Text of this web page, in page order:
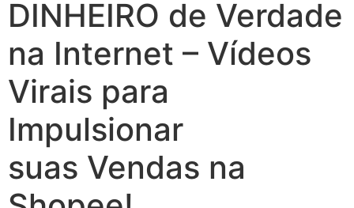
DINHEIRO de Verdade
na Internet – Vídeos
Virais para
Impulsionar
suas Vendas na